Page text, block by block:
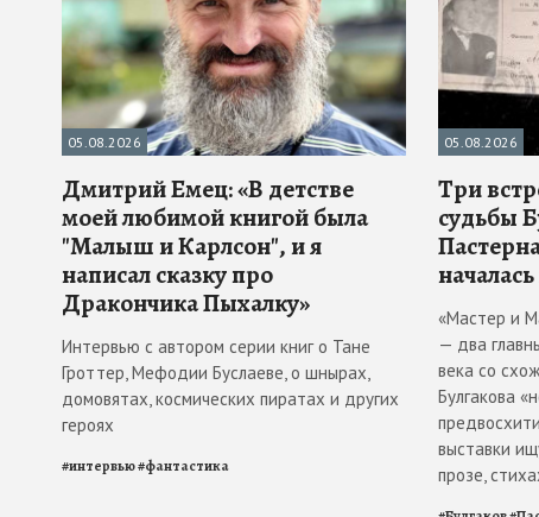
05.08.2026
Дмитрий Емец: «В детстве
моей любимой книгой была
"Малыш и Карлсон", и я
написал сказку про
Дракончика Пыхалку»
Интервью с автором серии книг о Тане
Гроттер, Мефодии Буслаеве, о шнырах,
домовятах, космических пиратах и других
героях
#интервью#фантастика
05.08.2026
Три
судьбы
«Мастер и
— два
века со
Булгакова
выставки
прозе,